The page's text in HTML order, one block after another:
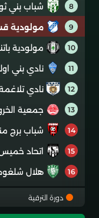
8 شباب بني
9 مولودية
10 مولودية
11 نادي بني
12 نادي
13 جمعية
14 شباب برج
15 اتحاد
16 هلال
دورة الترقية